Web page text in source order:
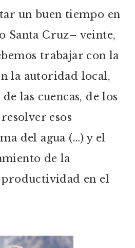
un buen tiempo en
Santa Cruz– veinte,
trabajar con la
la autoridad local,
las cuencas, de los
esos
del agua (…) y el
de la
en el